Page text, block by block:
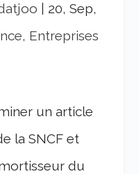
20, Sep,
Entreprises
un article
la SNCF et
du